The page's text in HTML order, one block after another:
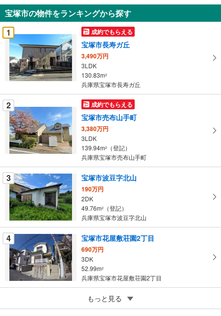
知
を
受
け
取
る
・
条
件
を
マ
イ
ペ
ー
に
保
存
す
る
宝塚市の物件をランキングから探す
1
成約でもらえる
宝塚市長寿ガ丘
3,490万円
3LDK
130.83m2
兵庫県宝塚市長寿ガ丘
2 成約でもらえる
宝塚市売布山手町
3,380万円
3LDK
139.94m2
（登記）
兵庫県宝塚市売布山手町
3 宝塚市波豆字北山
190万円
2DK
49.76m2
（登記）
兵庫県宝塚市波豆字北山
4 宝塚市花屋敷荘園2丁目
690万円
3DK
52.99m2
兵庫県宝塚市花屋敷荘園2丁目
成約でもらえる
宝塚市長谷
もっと見る